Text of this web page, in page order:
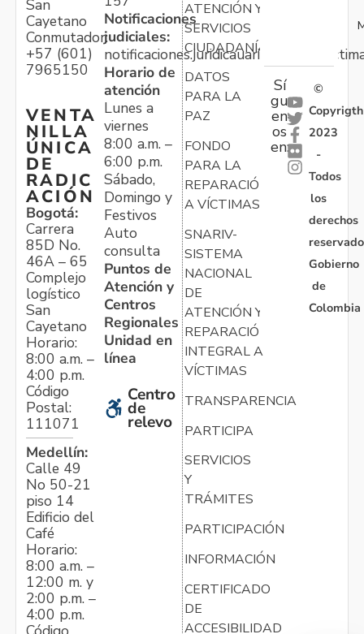
San
Cayetano
Conmutador:
+57 (601)
7965150
VENTA
NILLA
ÚNICA
DE
RADIC
ACIÓN
Bogotá:
Carrera
85D No.
46A – 65
Complejo
logístico
San
Cayetano
Horario:
8:00 a.m. –
4:00 p.m.
Código
Postal:
111071
Medellín:
Calle 49
No 50-21
piso 14
Edificio del
Café
Horario:
8:00 a.m. –
12:00 m. y
2:00 p.m. –
4:00 p.m.
Notificaciones
judiciales:
Horario de
atención
Lunes a
viernes
8:00 a.m. –
6:00 p.m.
Sábado,
Domingo y
Festivos
Auto
consulta
Puntos de
Atención y
Centros
Regionales
Unidad en
línea
Centro
de
relevo
ATENCIÓN Y
SERVICIOS
CIUDADANÍA
DATOS
PARA LA
PAZ
FONDO
PARA LA
REPARACIÓN
A VÍCTIMAS
SNARIV-
SISTEMA
NACIONAL
DE
ATENCIÓN Y
REPARACIÓN
INTEGRAL A
VÍCTIMAS
TRANSPARENCIA
PARTICIPA
SERVICIOS
Y
TRÁMITES
PARTICIPACIÓN
INFORMACIÓN
CERTIFICADO
DE
ACCESIBILIDAD
Sí
gu
en
os
en:
©
Copyrigth
2023
-
Todos
los
derechos
Gobierno
de
Colombia